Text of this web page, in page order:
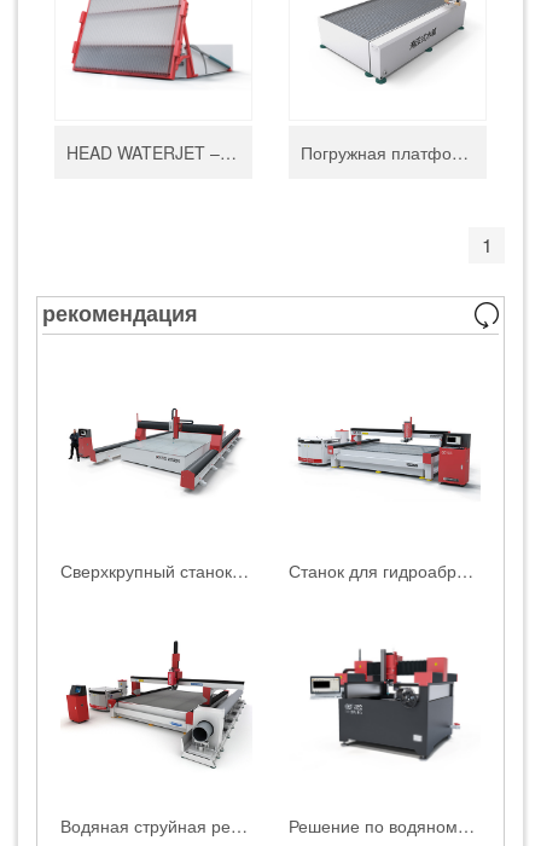
HEAD WATERJET – напольная платформа для водоструйной резки с переворачиваемой рамой Погружная платформа для водоструйной резки HEAD WATERJET
1
рекомендация
Сверхкрупный станок для гидроабразивной резки HEAD WATERJET | HEAD2060|2080|3080|20120BA Станок для гидроабразивной резки HEAD WATERJET |HEAD4020|3020|2030|2040BA
Водяная струйная резка для листового и трубного материала Решение по водяному резанию для подготовки образцов для растяжения с использованием HEAD WATERJET